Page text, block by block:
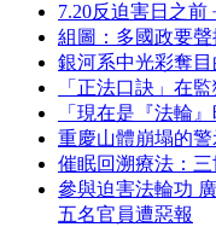
7.20反迫害日之前
組圖：多國政要聲
銀河系中光彩奪目
「正法口訣」在
「現在是『法輪』
重慶山體崩塌的警
催眠回溯療法：
參與迫害法輪功
五名官員遭惡報